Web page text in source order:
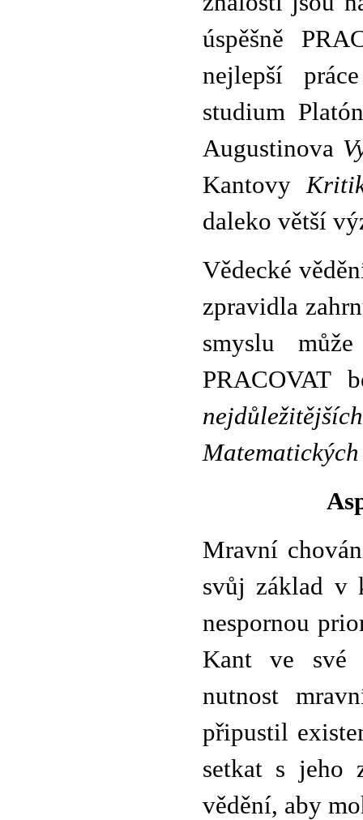
úspěšně
nejlepší
studium
Augustinova
Kantovy
daleko větší
Vědecké
zpravidla
smyslu
PRACOVAT
Mravní
svůj základ v
nespornou
Kant ve
nutnost
připustil
setkat s jeho
vědění, aby